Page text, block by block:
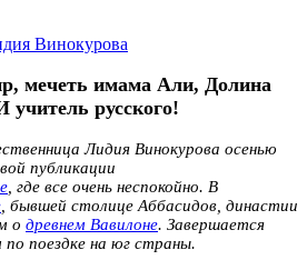
Винокурова
мечеть имама Али, Долина
учитель русского!
Лидия Винокурова осенью
публикации
, где все очень неспокойно. В
, бывшей столице Аббасидов, династии
о древнем Вавилоне. Завершается
по поездке на юг страны.